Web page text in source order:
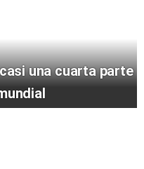
una cuarta parte